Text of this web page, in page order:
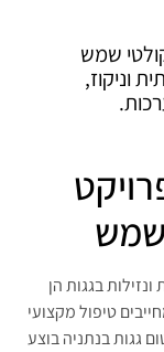
שמש
וניקוז,
שמש
בגגות הן
טיפול מקצועי
גגות בנתניה בוצע